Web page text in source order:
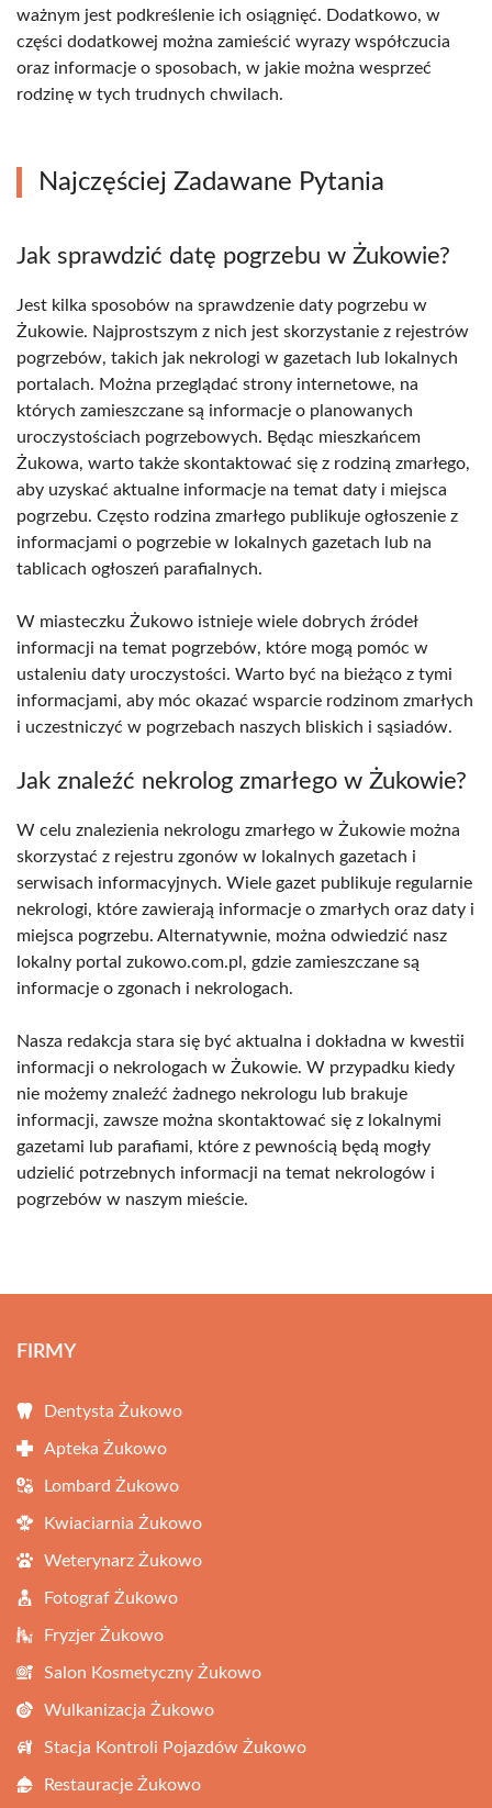
ważnym jest podkreślenie ich osiągnięć. Dodatkowo, w
części dodatkowej można zamieścić wyrazy współczucia
oraz informacje o sposobach, w jakie można wesprzeć
rodzinę w tych trudnych chwilach.
Najczęściej Zadawane Pytania
Jak sprawdzić datę pogrzebu w Żukowie?
Jest kilka sposobów na sprawdzenie daty pogrzebu w
Żukowie. Najprostszym z nich jest skorzystanie z rejestrów
pogrzebów, takich jak nekrologi w gazetach lub lokalnych
portalach. Można przeglądać strony internetowe, na
których zamieszczane są informacje o planowanych
uroczystościach pogrzebowych. Będąc mieszkańcem
Żukowa, warto także skontaktować się z rodziną zmarłego,
aby uzyskać aktualne informacje na temat daty i miejsca
pogrzebu. Często rodzina zmarłego publikuje ogłoszenie z
informacjami o pogrzebie w lokalnych gazetach lub na
tablicach ogłoszeń parafialnych.
W miasteczku Żukowo istnieje wiele dobrych źródeł
informacji na temat pogrzebów, które mogą pomóc w
ustaleniu daty uroczystości. Warto być na bieżąco z tymi
informacjami, aby móc okazać wsparcie rodzinom zmarłych
i uczestniczyć w pogrzebach naszych bliskich i sąsiadów.
Jak znaleźć nekrolog zmarłego w Żukowie?
W celu znalezienia nekrologu zmarłego w Żukowie można
skorzystać z rejestru zgonów w lokalnych gazetach i
serwisach informacyjnych. Wiele gazet publikuje regularnie
nekrologi, które zawierają informacje o zmarłych oraz daty i
miejsca pogrzebu. Alternatywnie, można odwiedzić nasz
lokalny portal zukowo.com.pl, gdzie zamieszczane są
informacje o zgonach i nekrologach.
Nasza redakcja stara się być aktualna i dokładna w kwestii
informacji o nekrologach w Żukowie. W przypadku kiedy
nie możemy znaleźć żadnego nekrologu lub brakuje
informacji, zawsze można skontaktować się z lokalnymi
gazetami lub parafiami, które z pewnością będą mogły
udzielić potrzebnych informacji na temat nekrologów i
pogrzebów w naszym mieście.
FIRMY
Dentysta Żukowo
Apteka Żukowo
Lombard Żukowo
Kwiaciarnia Żukowo
Weterynarz Żukowo
Fotograf Żukowo
Fryzjer Żukowo
Salon Kosmetyczny Żukowo
Wulkanizacja Żukowo
Stacja Kontroli Pojazdów Żukowo
Restauracje Żukowo